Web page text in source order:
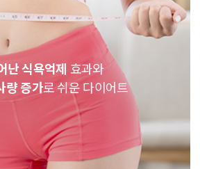
난 식욕억제 효과와
량 증가로 쉬운 다이어트